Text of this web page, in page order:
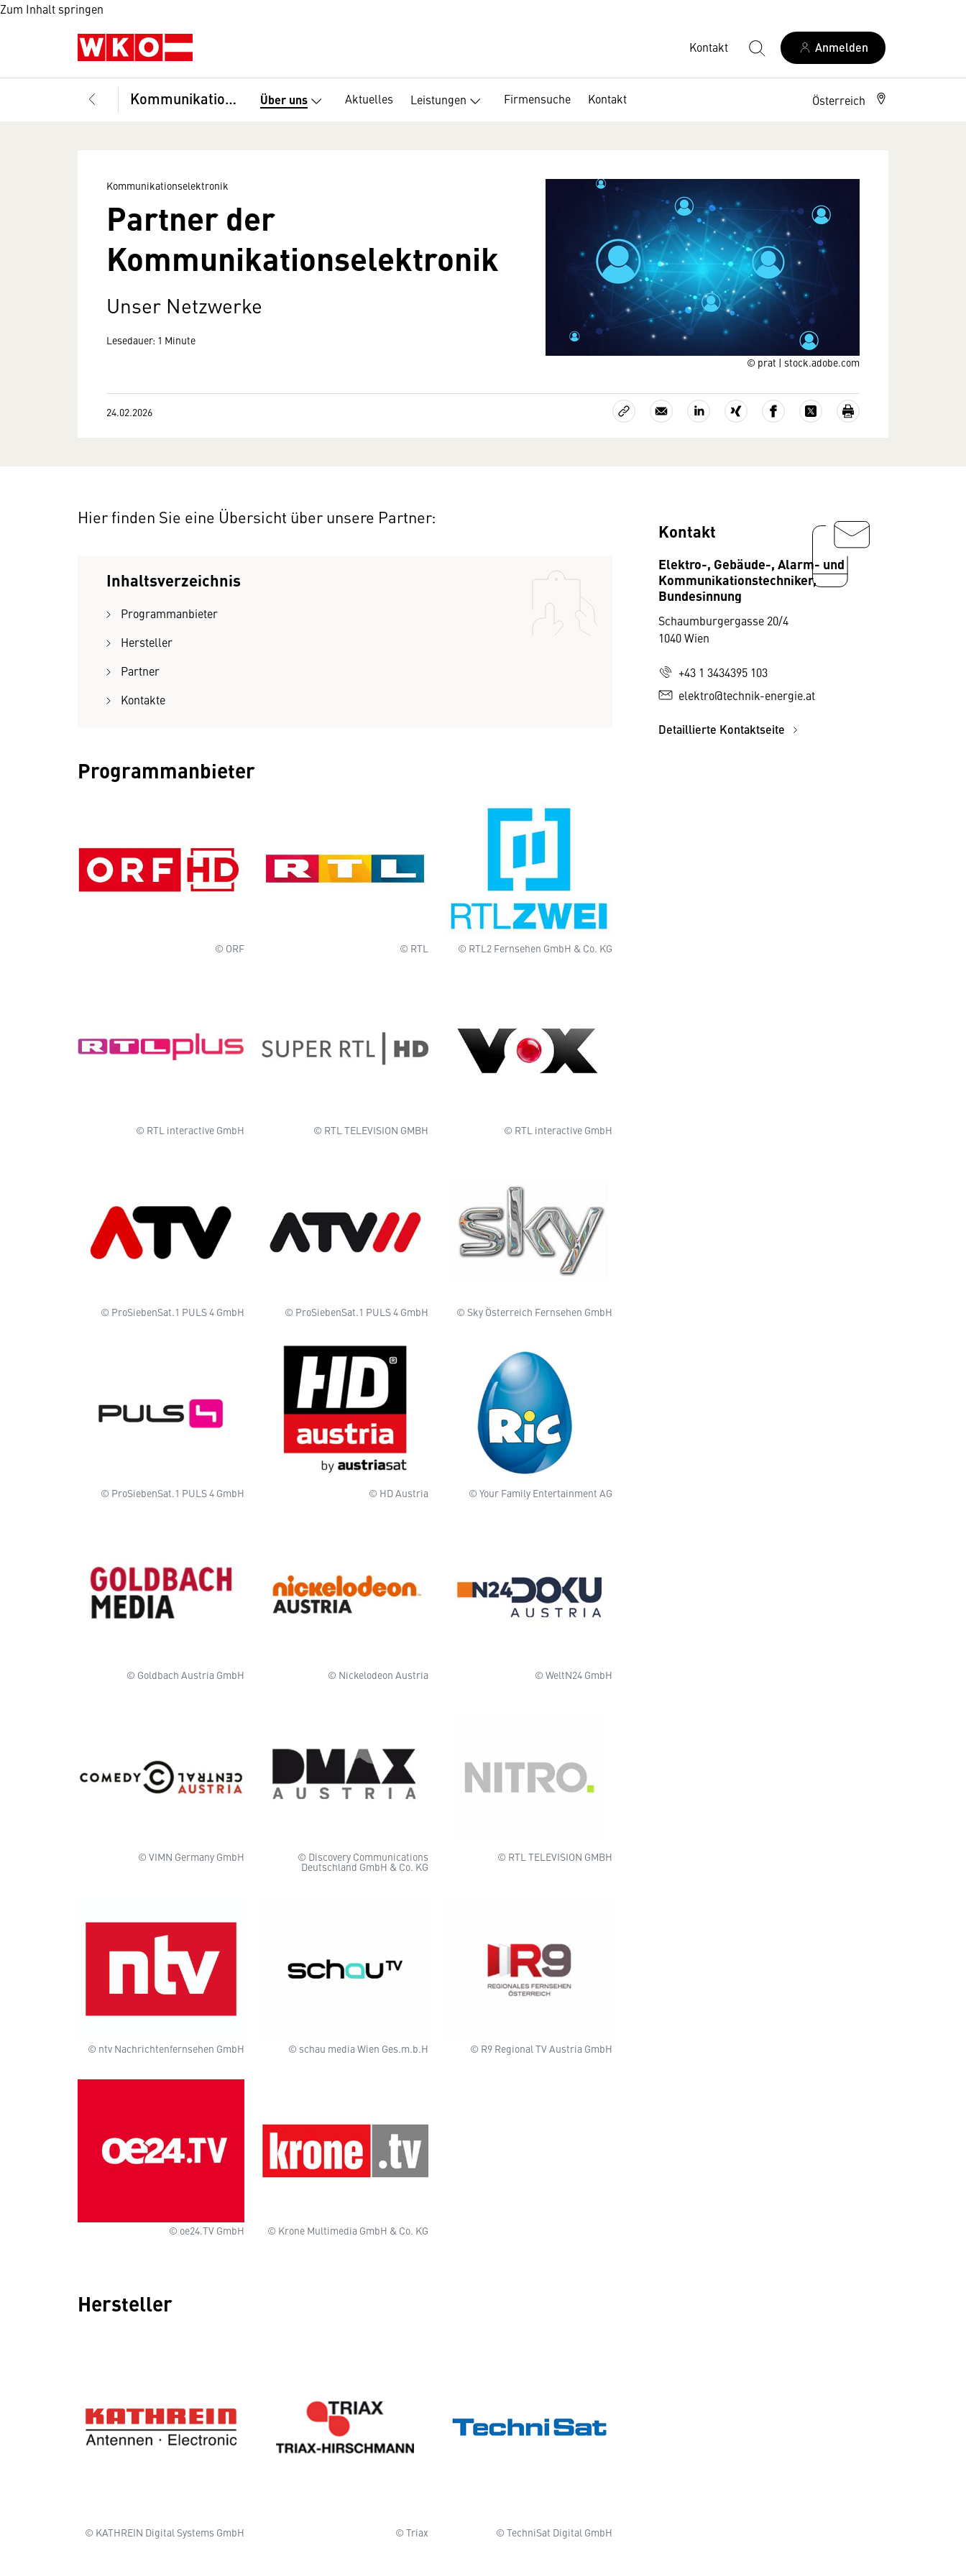
Zum Inhalt springen
Kontakt Anmelden
Kommunikationselektronik Über uns Aktuelles Leistungen Firmensuche Kontakt Österreich
© prat | stock.adobe.com
Kommunikationselektronik
Partner der
Kommunikationselektronik
Unser Netzwerke
Lesedauer: 1 Minute
24.02.2026
Hier finden Sie eine Übersicht über unsere Partner:
Inhaltsverzeichnis
Programmanbieter
Hersteller
Partner
Kontakte
Programmanbieter
© ORF © RTL © RTL2 Fernsehen GmbH & Co. KG
© RTL interactive GmbH © RTL TELEVISION GMBH © RTL interactive GmbH
© ProSiebenSat.1 PULS 4 GmbH © ProSiebenSat.1 PULS 4 GmbH © Sky Österreich Fernsehen GmbH
© ProSiebenSat.1 PULS 4 GmbH © HD Austria © Your Family Entertainment AG
© Goldbach Austria GmbH © Nickelodeon Austria © WeltN24 GmbH
© VIMN Germany GmbH © Discovery Communications
Deutschland GmbH & Co. KG
© RTL TELEVISION GMBH
© ntv Nachrichtenfernsehen GmbH © schau media Wien Ges.m.b.H © R9 Regional TV Austria GmbH
© oe24.TV GmbH © Krone Multimedia GmbH & Co. KG
Hersteller
© KATHREIN Digital Systems GmbH © Triax © TechniSat Digital GmbH
Kontakt
Elektro-, Gebäude-, Alarm- und
Kommunikationstechniker,
Bundesinnung
Schaumburgergasse 20/4
1040 Wien
+43 1 3434395 103
elektro@technik-energie.at
Detaillierte Kontaktseite